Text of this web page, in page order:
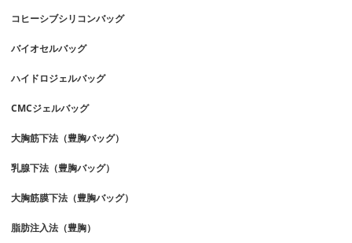
コヒーシブシリコンバッグ
バイオセルバッグ
ハイドロジェルバッグ
CMCジェルバッグ
大胸筋下法（豊胸バッグ）
乳腺下法（豊胸バッグ）
大胸筋膜下法（豊胸バッグ）
脂肪注入法（豊胸）